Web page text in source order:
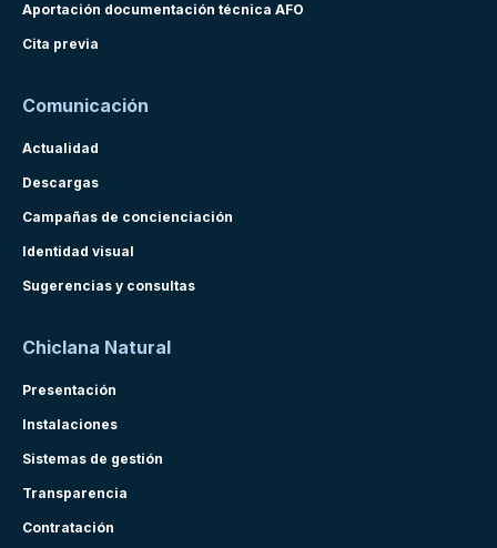
Aportación documentación técnica AFO
Cita previa
Comunicación
Actualidad
Descargas
Campañas de concienciación
Identidad visual
Sugerencias y consultas
Chiclana Natural
Presentación
Instalaciones
Sistemas de gestión
Transparencia
Contratación